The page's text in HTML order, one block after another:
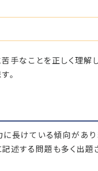
手なことを正しく理解
。
長けている傾向があり
述する問題も多く出題